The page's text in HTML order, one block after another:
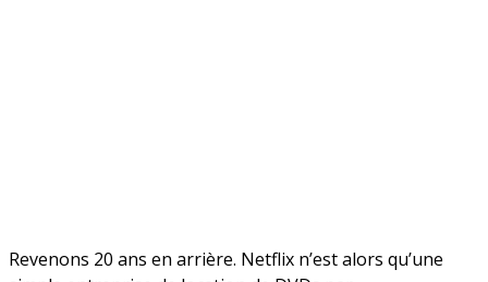
Revenons 20 ans en arrière. Netflix n’est alors qu’une